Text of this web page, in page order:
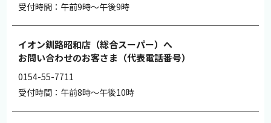
受付時間：午前9時～午後9時
イオン釧路昭和店（総合スーパー）へ
お問い合わせのお客さま（代表電話番号）
0154-55-7711
受付時間：午前8時～午後10時